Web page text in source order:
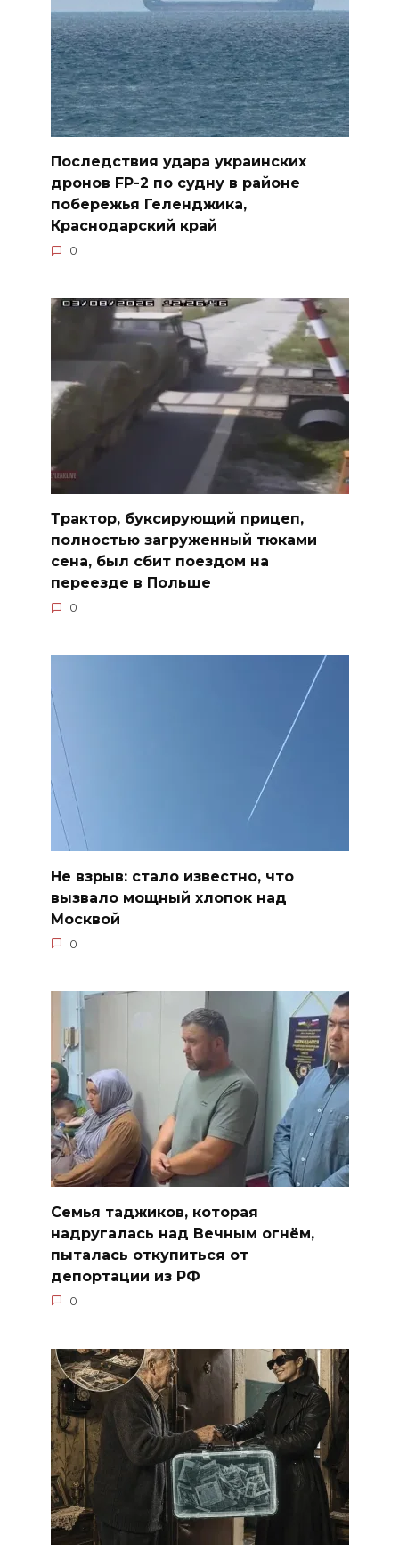
Последствия удара украинских
дронов FP-2 по судну в районе
побережья Геленджика,
Краснодарский край
0
Трактор, буксирующий прицеп,
полностью загруженный тюками
сена, был сбит поездом на
переезде в Польше
0
Не взрыв: стало известно, что
вызвало мощный хлопок над
Москвой
0
Семья таджиков, которая
надругалась над Вечным огнём,
пыталась откупиться от
депортации из РФ
0